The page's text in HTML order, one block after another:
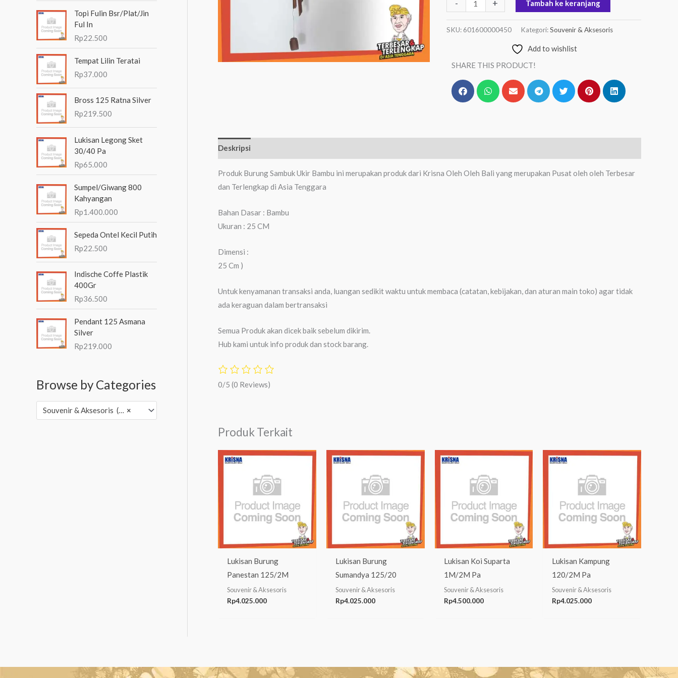
n
u
k
Topi Fulin Bsr/Plat/Jin
Ful In
Rp22.500
Tempat Lilin Teratai
Rp37.000
Bross 125 Ratna Silver
Rp219.500
Lukisan Legong Sket
30/40 Pa
Rp65.000
Sumpel/Giwang 800
Kahyangan
Rp1.400.000
Sepeda Ontel Kecil Putih
Rp22.500
Indische Coffe Plastik
400Gr
Rp36.500
Pendant 125 Asmana
Silver
Rp219.000
Browse by Categories
×
Souvenir & Aksesoris (3,502)
- + Tambah ke keranjang
SKU: 601600000450 Kategori:Souvenir & Aksesoris
Add to wishlist
SHARE THIS PRODUCT!
Deskripsi
Produk Burung Sambuk Ukir Bambu ini merupakan produk dari Krisna Oleh Oleh Bali yang merupakan Pusat oleh oleh Terbesar
dan Terlengkap di Asia Tenggara
Bahan Dasar : Bambu
Ukuran : 25 CM
Dimensi :
25 Cm )
Untuk kenyamanan transaksi anda, luangan sedikit waktu untuk membaca (catatan, kebijakan, dan aturan main toko) agar tidak
ada keraguan dalam bertransaksi
Semua Produk akan dicek baik sebelum dikirim.
Hub kami untuk info produk dan stock barang.
0/5 (0 Reviews)
Produk Terkait
Lukisan Burung
Panestan 125/2M
Souvenir & Aksesoris
Rp4.025.000
Lukisan Burung
Sumandya 125/20
Souvenir & Aksesoris
Rp4.025.000
Lukisan Koi Suparta
1M/2M Pa
Souvenir & Aksesoris
Rp4.500.000
Lukisan Kampung
120/2M Pa
Souvenir & Aksesoris
Rp4.025.000